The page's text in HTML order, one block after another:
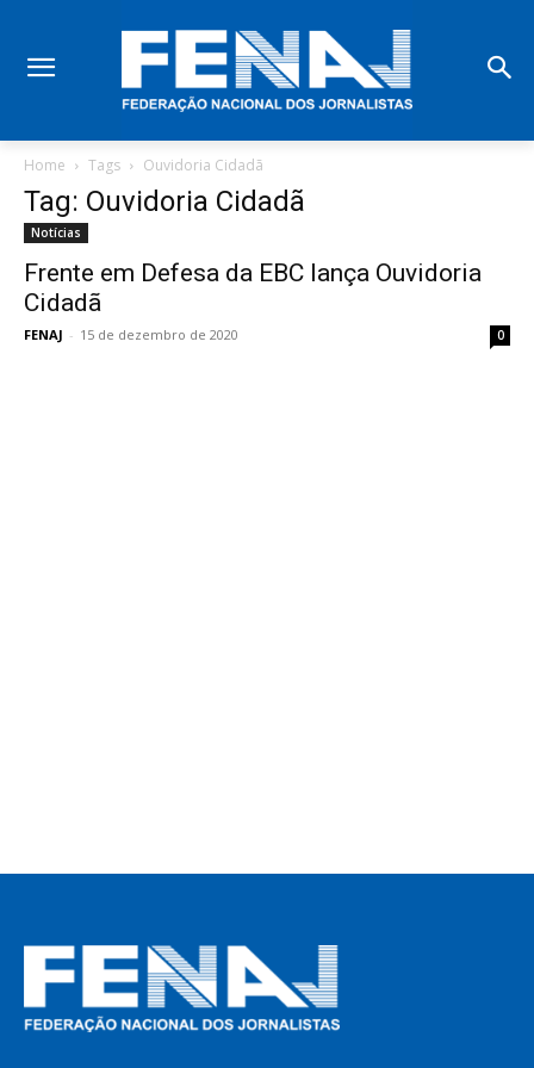
Home Tags Ouvidoria Cidadã
Tag: Ouvidoria Cidadã
Notícias
Frente em Defesa da EBC lança Ouvidoria
Cidadã
FENAJ - 15 de dezembro de 2020 0